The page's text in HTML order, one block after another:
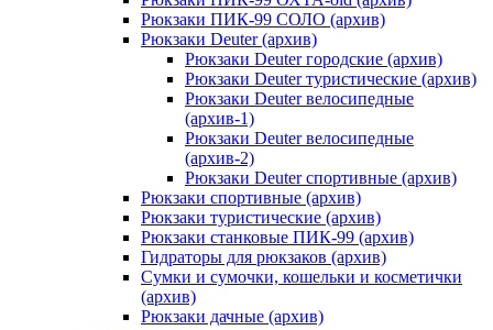
Рюкзаки ПИК-99 СОЛО (архив)
Рюкзаки Deuter (архив)
Рюкзаки Deuter городские (архив)
Рюкзаки Deuter туристические (архив)
Рюкзаки Deuter велосипедные
(архив-1)
Рюкзаки Deuter велосипедные
(архив-2)
Рюкзаки Deuter спортивные (архив)
Рюкзаки спортивные (архив)
Рюкзаки туристические (архив)
Рюкзаки станковые ПИК-99 (архив)
Гидраторы для рюкзаков (архив)
Сумки и сумочки, кошельки и косметички
(архив)
Рюкзаки дачные (архив)